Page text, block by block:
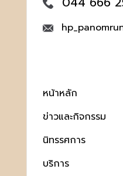
หน้าหลัก
ข่าวและกิจกรรม
นิทรรศการ
บริการ